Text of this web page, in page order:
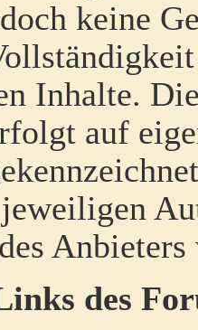
keine
Inhalte.
auf
Anbieters
des